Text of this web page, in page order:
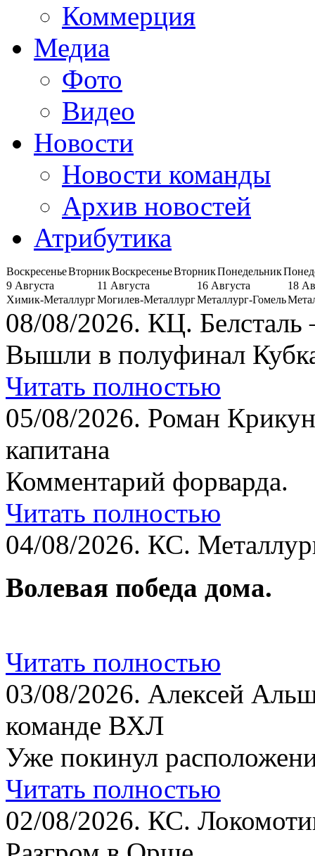
Коммерция
Медиа
Фото
Видео
Новости
Новости команды
Архив новостей
Атрибутика
ВоскресеньеВторникВоскресеньеВторникПонедельник
9 Августа
11 Августа 16 Августа
18
Химик-МеталлургМогилев-МеталлургМеталлург-Гомель
08/08/2026. КЦ.
Вышли в полуфинал
Читать полностью
05/08/2026. Роман
капитана
Комментарий форварда.
Читать полностью
04/08/2026. КС.
Волевая победа дома.
Читать полностью
03/08/2026. Алексей
команде ВХЛ
Уже покинул
Читать полностью
02/08/2026. КС.